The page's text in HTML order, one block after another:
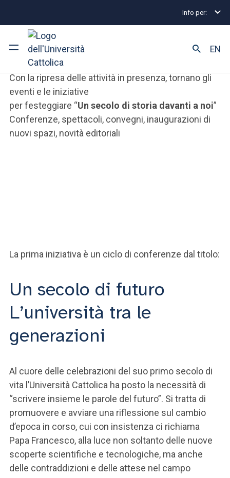
Info per:
Ateneo
Corsi di studio
Ricerca
SEI UN DOCENTE O UN MEMBRO DELLO STAFF
EN
Le celebrazioni del
Centenario
Con la ripresa delle attività in presenza, tornano gli
eventi e le iniziative
per festeggiare “Un secolo di storia davanti a noi”
Conferenze, spettacoli, convegni, inaugurazioni di
nuovi spazi, novità editoriali
La prima iniziativa è un ciclo di conferenze dal titolo:
Un secolo di futuro
L’università tra le
generazioni
Al cuore delle celebrazioni del suo primo secolo di
vita l’Università Cattolica ha posto la necessità di
“scrivere insieme le parole del futuro”. Si tratta di
promuovere e avviare una riflessione sul cambio
d’epoca in corso, cui con insistenza ci richiama
Papa Francesco, alla luce non soltanto delle nuove
scoperte scientifiche e tecnologiche, ma anche
delle contraddizioni e delle attese nel campo